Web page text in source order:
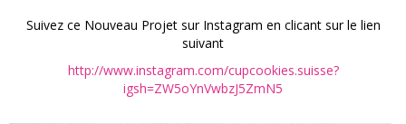
Suivez ce Nouveau Projet sur Instagram en clicant sur le lien
suivant
http://www.instagram.com/cupcookies.suisse?
igsh=ZW5oYnVwbzJ5ZmN5